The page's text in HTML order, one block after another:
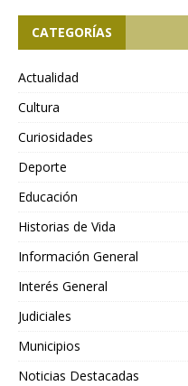
CATEGORÍAS
Actualidad
Cultura
Curiosidades
Deporte
Educación
Historias de Vida
Información General
Interés General
Judiciales
Municipios
Noticias Destacadas